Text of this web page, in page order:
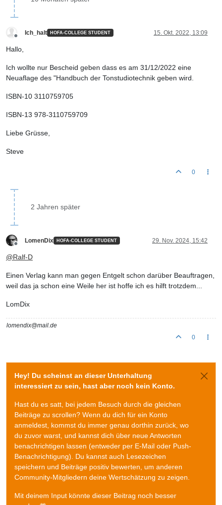
Ich_halt HOFA-COLLEGE STUDENT 15. Okt. 2022, 13:09
Hallo,
Ich wollte nur Bescheid geben dass es am 31/12/2022 eine
Neuaflage des "Handbuch der Tonstudiotechnik geben wird.
ISBN-10 3110759705
ISBN-13 978-3110759709
Liebe Grüsse,
Steve
0
2 Jahren später
LomenDix HOFA-COLLEGE STUDENT 29. Nov. 2024, 15:42
@Ralf-D
Einen Verlag kann man gegen Entgelt schon darüber Beauftragen,
weil das ja schon eine Weile her ist hoffe ich es hilft trotzdem...
LomDix
lomendix@mail.de
0
Hey! Du scheinst an dieser Unterhaltung
interessiert zu sein, hast aber noch kein Konto.
Hast du es satt, bei jedem Besuch durch die gleichen
Beiträge zu scrollen? Wenn du dich für ein Konto
anmeldest, kommst du immer genau dorthin zurück, wo
du zuvor warst, und kannst dich über neue Antworten
benachrichtigen lassen (entweder per E-Mail oder Push-
Benachrichtigung). Du kannst auch Lesezeichen
speichern und Beiträge positiv bewerten, um anderen
Community-Mitgliedern deine Wertschätzung zu zeigen.
Mit deinem Input könnte dieser Beitrag noch besser